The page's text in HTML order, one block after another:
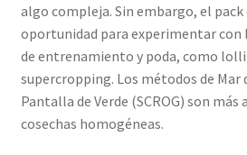
algo compleja. Sin embargo, el pack
oportunidad para experimentar con
de entrenamiento y poda, como
supercropping. Los métodos de Mar
Pantalla de Verde (SCROG) son más
cosechas homogéneas.